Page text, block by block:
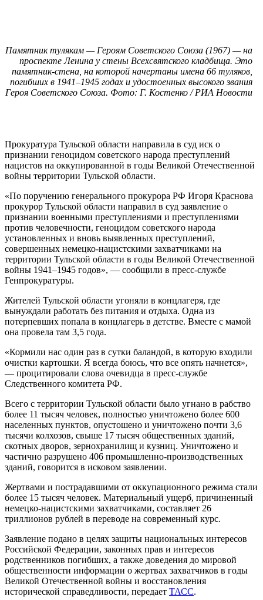
Памятник тулякам — Героям Советского Союза (1967) — на
проспекте Ленина у стены Всехсвятского кладбища. Это
памятник-стена, на которой начертаны имена 66 туляков,
погибших в 1941–1945 годах и удостоенных высокого звания
Героя Советского Союза. Фото: Г. Костенко / РИА Новости
Прокуратура Тульской области направила в суд иск о
признании геноцидом советского народа преступлений
нацистов на оккупированной в годы Великой Отечественной
войны территории Тульской области.
«По поручению генерального прокурора РФ Игоря Краснова
прокурор Тульской области направил в суд заявление о
признании военными преступлениями и преступлениями
против человечности, геноцидом советского народа
установленных и вновь выявленных преступлений,
совершенных немецко-нацистскими захватчиками на
территории Тульской области в годы Великой Отечественной
войны 1941–1945 годов», — сообщили в пресс-службе
Генпрокуратуры.
Жителей Тульской области угоняли в концлагеря, где
вынуждали работать без питания и отдыха. Одна из
потерпевших попала в концлагерь в детстве. Вместе с мамой
она провела там 3,5 года.
«Кормили нас один раз в сутки баландой, в которую входили
очистки картошки. Я всегда боюсь, что все опять начнется»,
— процитировали слова очевидца в пресс-службе
Следственного комитета РФ.
Всего с территории Тульской области было угнано в рабство
более 11 тысяч человек, полностью уничтожено более 600
населенных пунктов, опустошено и уничтожено почти 3,6
тысячи колхозов, свыше 17 тысяч общественных зданий,
скотных дворов, зернохранилищ и кузниц. Уничтожено и
частично разрушено 406 промышленно-производственных
зданий, говорится в исковом заявлении.
Жертвами и пострадавшими от оккупационного режима стали
более 15 тысяч человек. Материальный ущерб, причиненный
немецко-нацистскими захватчиками, составляет 26
триллионов рублей в переводе на современный курс.
Заявление подано в целях защиты национальных интересов
Российской Федерации, законных прав и интересов
родственников погибших, а также доведения до мировой
общественности информации о жертвах захватчиков в годы
Великой Отечественной войны и восстановления
исторической справедливости, передает ТАСС.